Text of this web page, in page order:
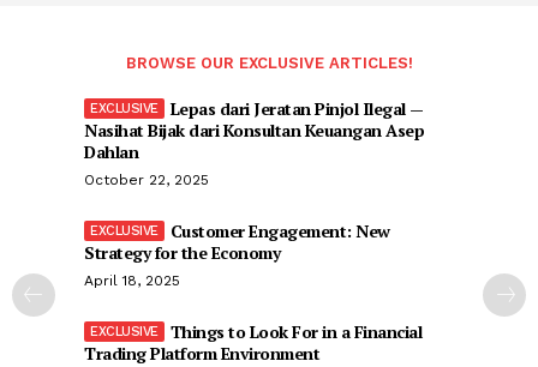
BROWSE OUR EXCLUSIVE ARTICLES!
Lepas dari Jeratan Pinjol Ilegal —
Nasihat Bijak dari Konsultan Keuangan Asep
Dahlan
October 22, 2025
Customer Engagement: New
Strategy for the Economy
April 18, 2025
Things to Look For in a Financial
Trading Platform Environment